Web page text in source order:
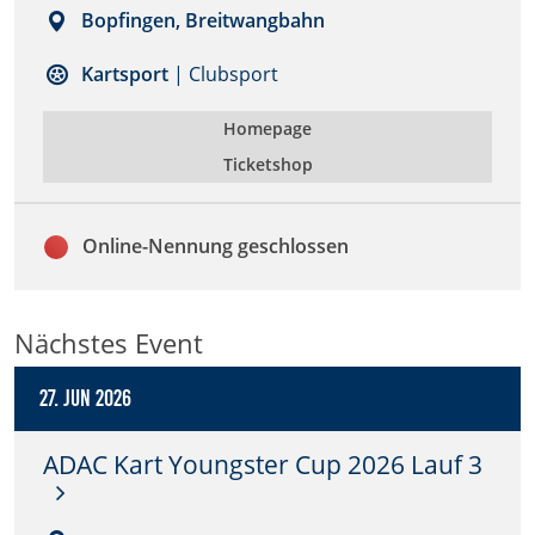
Bopfingen, Breitwangbahn
Kartsport | Clubsport
Homepage
Ticketshop
Online-Nennung geschlossen
Nächstes Event
27. Jun 2026
ADAC Kart Youngster Cup 2026 Lauf 3
DMSB
Dieser Cookie speichert Informationen zu
verwendeten Hintergrundbildern der Website.
24 Stunden
Cookie Consent
Name:
Anbieter:
DMSB